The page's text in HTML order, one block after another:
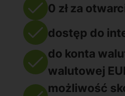
0 zł za
dostęp do
do konta
walutowej
możliwość